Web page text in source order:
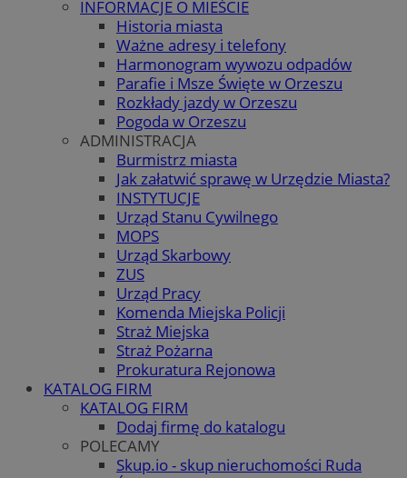
INFORMACJE O MIEŚCIE
Historia miasta
Ważne adresy i telefony
Harmonogram wywozu odpadów
Parafie i Msze Święte w Orzeszu
Rozkłady jazdy w Orzeszu
Pogoda w Orzeszu
ADMINISTRACJA
Burmistrz miasta
Jak załatwić sprawę w Urzędzie Miasta?
INSTYTUCJE
Urząd Stanu Cywilnego
MOPS
Urząd Skarbowy
ZUS
Urząd Pracy
Komenda Miejska Policji
Straż Miejska
Straż Pożarna
Prokuratura Rejonowa
KATALOG FIRM
KATALOG FIRM
Dodaj firmę do katalogu
POLECAMY
Skup.io - skup nieruchomości Ruda